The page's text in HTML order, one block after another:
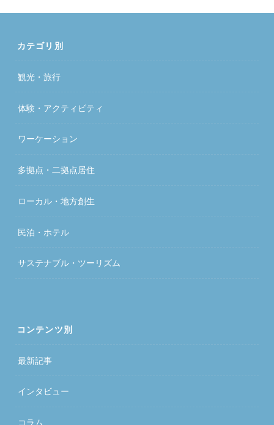
カテゴリ別
観光・旅行
体験・アクティビティ
ワーケーション
多拠点・二拠点居住
ローカル・地方創生
民泊・ホテル
サステナブル・ツーリズム
コンテンツ別
最新記事
インタビュー
コラム